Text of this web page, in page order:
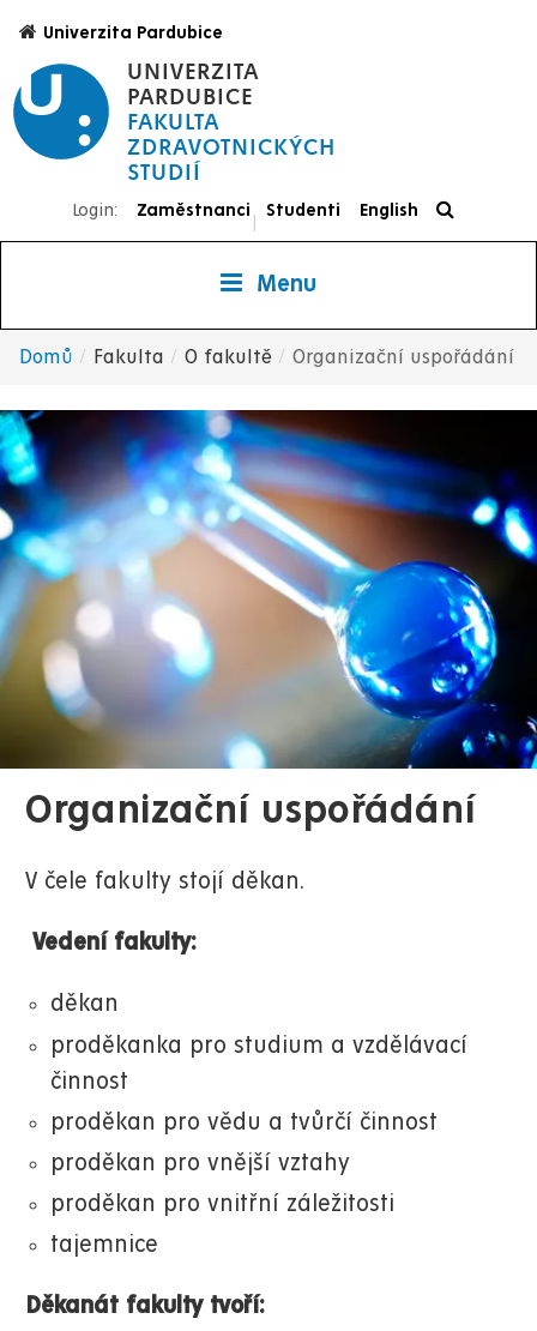
hlavnímu
obsahu
UNIVERZITA
PARDUBICE
FAKULTA
ZDRAVOTNICKÝCH
STUDIÍ
Univerzita Pardubice
Login: Zaměstnanci
|
Studenti English
Menu
navigace
Domů Fakulta O fakultě Organizační uspořádání
Organizační uspořádání
V čele fakulty stojí děkan.
Vedení fakulty:
děkan
proděkanka pro studium a vzdělávací
činnost
proděkan pro vědu a tvůrčí činnost
proděkan pro vnější vztahy
proděkan pro vnitřní záležitosti
tajemnice
Děkanát fakulty tvoří: